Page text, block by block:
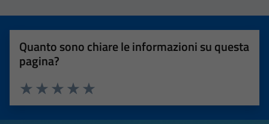
Quanto sono chiare le informazioni su questa
pagina?
Valuta 5 stelle su 5
Valuta 4 stelle su 5
Valuta 3 stelle su 5
Valuta 2 stelle su 5
Valuta 1 stelle su 5